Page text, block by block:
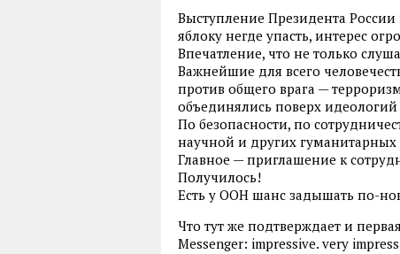
Выступление Президента
яблоку негде упасть, интерес
Впечатление, что не только
Важнейшие для всего
против общего врага —
объединялись поверх
По безопасности, по
научной и других гуманитарных
Главное — приглашение к
Получилось!
Есть у ООН шанс задышать по-
Что тут же подтверждает и
Messenger: impressive. very